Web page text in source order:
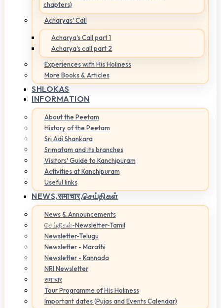
chapters)
Acharyas' Call
Acharya's Call part 1
Acharya's call part 2
Experiences with His Holiness
More Books & Articles
SHLOKAS
INFORMATION
About the Peetam
History of the Peetam
Sri Adi Shankara
Srimatam and its branches
Visitors' Guide to Kanchipuram
Activities at Kanchipuram
Useful links
NEWS,समाचार,செய்திகள்
News & Announcements
செய்திகள்-Newsletter-Tamil
Newsletter-Telugu
Newsletter - Marathi
Newsletter - Kannada
NRI Newsletter
समाचार
Tour Programme of His Holiness
Important dates (Pujas and Events Calendar)